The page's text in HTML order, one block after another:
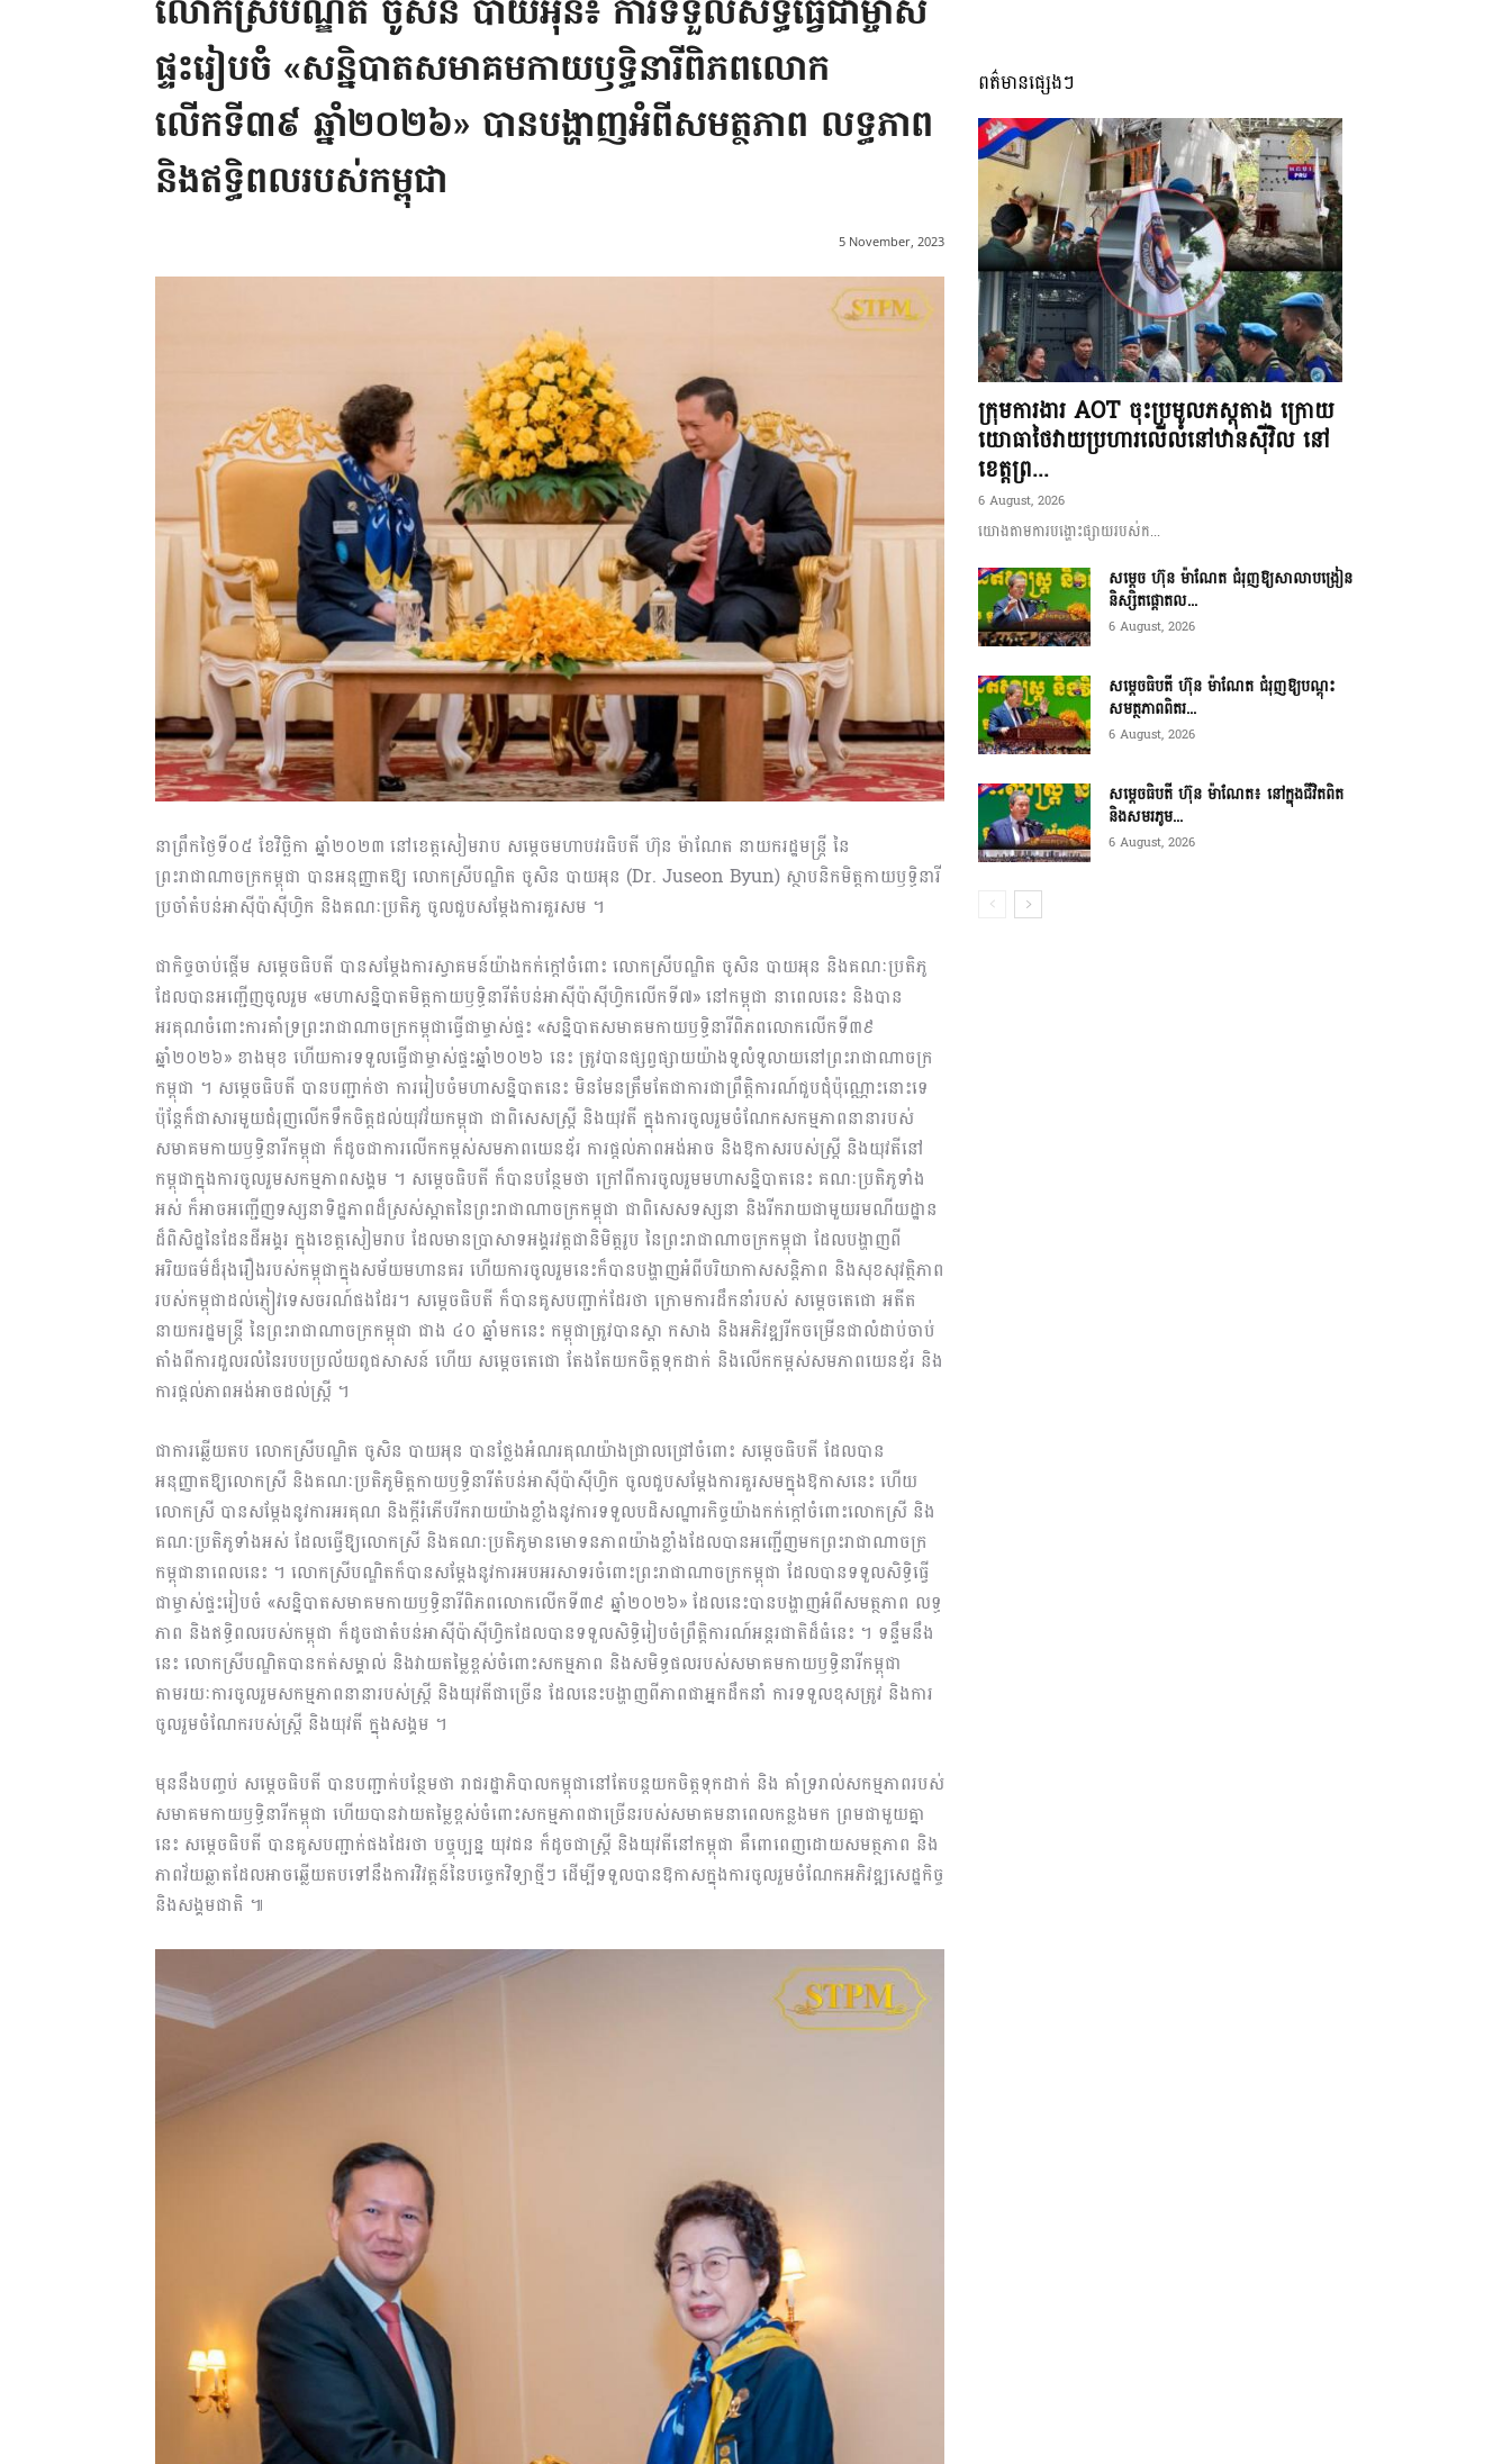
ព័ត៌មាន​
និង
រហ័ស
លោកស្រីបណ្ឌិត ចូសិន បាយអុន៖ ការទទួលសិទ្ធិធ្វើជាម្ចាស់
ផ្ទះរៀបចំ «សន្និបាតសមាគមកាយឫទ្ធិនារីពិភពលោក
លើកទី៣៩ ឆ្នាំ២០២៦» បានបង្ហាញអំពីសមត្ថភាព លទ្ធភាព
និងឥទ្ធិពលរបស់កម្ពុជា
5 November, 2023
នាព្រឹកថ្ងៃទី០៥ ខែវិច្ឆិកា ឆ្នាំ២០២៣ នៅខេត្តសៀមរាប សម្តេចមហាបវរធិបតី ហ៊ុន ម៉ាណែត នាយករដ្ឋមន្រ្តី នៃ
ព្រះរាជាណាចក្រកម្ពុជា បានអនុញ្ញាតឱ្យ លោកស្រីបណ្ឌិត ចូសិន បាយអុន (Dr. Juseon Byun) ស្ថាបនិកមិត្តកាយឫទ្ធិនារី
ប្រចាំតំបន់អាស៊ីប៉ាស៊ីហ្វិក និងគណៈប្រតិភូ ចូលជួបសម្ដែងការគួរសម ។
ជាកិច្ចចាប់ផ្ដើម សម្ដេចធិបតី បានសម្ដែងការស្វាគមន៍យ៉ាងកក់ក្ដៅចំពោះ លោកស្រីបណ្ឌិត ចូសិន បាយអុន និងគណៈប្រតិភូ
ដែលបានអញ្ជើញចូលរួម «មហាសន្និបាតមិត្តកាយឫទ្ធិនារីតំបន់អាស៊ីប៉ាស៊ីហ្វិកលើកទី៧» នៅកម្ពុជា នាពេលនេះ និងបាន
អរគុណចំពោះការគាំទ្រព្រះរាជាណាចក្រកម្ពុជាធ្វើជាម្ចាស់ផ្ទះ «សន្និបាតសមាគមកាយឫទ្ធិនារីពិភពលោកលើកទី៣៩
ឆ្នាំ២០២៦» ខាងមុខ ហើយការទទួលធ្វើជាម្ចាស់ផ្ទះឆ្នាំ២០២៦ នេះ ត្រូវបានផ្សព្វផ្សាយយ៉ាងទូលំទូលាយនៅព្រះរាជាណាចក្រ
កម្ពុជា ។ សម្ដេចធិបតី បានបញ្ជាក់ថា ការរៀបចំមហាសន្និបាតនេះ មិនមែនត្រឹមតែជាការជាព្រឹត្តិការណ៍ជួបជុំប៉ុណ្ណោះនោះទេ
ប៉ុន្តែក៏ជាសារមួយជំរុញលើកទឹកចិត្តដល់យុវវ័យកម្ពុជា ជាពិសេសស្ត្រី និងយុវតី ក្នុងការចូលរួមចំណែកសកម្មភាពនានារបស់
សមាគមកាយឫទ្ធិនារីកម្ពុជា ក៏ដូចជាការលើកកម្ពស់សមភាពយេនឌ័រ ការផ្ដល់ភាពអង់អាច និងឱកាសរបស់ស្ត្រី និងយុវតីនៅ
កម្ពុជាក្នុងការចូលរួមសកម្មភាពសង្គម ។ សម្ដេចធិបតី ក៏បានបន្ថែមថា ក្រៅពីការចូលរួមមហាសន្និបាតនេះ គណៈប្រតិភូទាំង
អស់ ក៏អាចអញ្ជើញទស្សនាទិដ្ឋភាពដ៏ស្រស់ស្អាតនៃព្រះរាជាណាចក្រកម្ពុជា ជាពិសេសទស្សនា និងរីករាយជាមួយរមណីយដ្ឋាន
ដ៏ពិសិដ្ឋនៃដែនដីអង្គរ ក្នុងខេត្តសៀមរាប ដែលមានប្រាសាទអង្គរវត្តជានិមិត្តរូប នៃព្រះរាជាណាចក្រកម្ពុជា ដែលបង្ហាញពី
អរិយធម៌ដ៏រុងរឿងរបស់កម្ពុជាក្នុងសម័យមហានគរ ហើយការចូលរួមនេះក៏បានបង្ហាញអំពីបរិយាកាសសន្ដិភាព និងសុខសុវត្ថិភាព
របស់កម្ពុជាដល់ភ្ញៀវទេសចរណ៍ផងដែរ។ សម្ដេចធិបតី ក៏បានគូសបញ្ជាក់ដែរថា ក្រោមការដឹកនាំរបស់ សម្ដេចតេជោ អតីត
នាយករដ្ឋមន្ត្រី នៃព្រះរាជាណាចក្រកម្ពុជា ជាង ៤០ ឆ្នាំមកនេះ កម្ពុជាត្រូវបានស្ដា កសាង និងអភិវឌ្ឍរីកចម្រើនជាលំដាប់ចាប់
តាំងពីការដួលរលំនៃរបបប្រល័យពូជសាសន៍ ហើយ សម្ដេចតេជោ តែងតែយកចិត្តទុកដាក់ និងលើកកម្ពស់សមភាពយេនឌ័រ និង
ការផ្ដល់ភាពអង់អាចដល់ស្ត្រី ។
ជាការឆ្លើយតប លោកស្រីបណ្ឌិត ចូសិន បាយអុន បានថ្លែងអំណរគុណយ៉ាងជ្រាលជ្រៅចំពោះ សម្ដេចធិបតី ដែលបាន
អនុញ្ញាតឱ្យលោកស្រី និងគណៈប្រតិភូមិត្តកាយឫទ្ធិនារីតំបន់អាស៊ីប៉ាស៊ីហ្វិក ចូលជួបសម្ដែងការគួរសមក្នុងឱកាសនេះ ហើយ
លោកស្រី បានសម្ដែងនូវការអរគុណ និងក្ដីរំភើបរីករាយយ៉ាងខ្លាំងនូវការទទួលបដិសណ្ឋារកិច្ចយ៉ាងកក់ក្ដៅចំពោះលោកស្រី និង
គណៈប្រតិភូទាំងអស់ ដែលធ្វើឱ្យលោកស្រី និងគណៈប្រតិភូមានមោទនភាពយ៉ាងខ្លាំងដែលបានអញ្ជើញមកព្រះរាជាណាចក្រ
កម្ពុជានាពេលនេះ ។ លោកស្រីបណ្ឌិតក៏បានសម្ដែងនូវការអបអរសាទរចំពោះព្រះរាជាណាចក្រកម្ពុជា ដែលបានទទួលសិទ្ធិធ្វើ
ជាម្ចាស់ផ្ទះរៀបចំ «សន្និបាតសមាគមកាយឫទ្ធិនារីពិភពលោកលើកទី៣៩ ឆ្នាំ២០២៦» ដែលនេះបានបង្ហាញអំពីសមត្ថភាព លទ្ធ
ភាព និងឥទ្ធិពលរបស់កម្ពុជា ក៏ដូចជាតំបន់អាស៊ីប៉ាស៊ីហ្វិកដែលបានទទួលសិទ្ធិរៀបចំព្រឹត្តិការណ៍អន្តរជាតិដ៏ធំនេះ ។ ទន្ទឹមនឹង
នេះ លោកស្រីបណ្ឌិតបានកត់សម្គាល់ និងវាយតម្លៃខ្ពស់ចំពោះសកម្មភាព និងសមិទ្ធផលរបស់សមាគមកាយឫទ្ធិនារីកម្ពុជា
តាមរយៈការចូលរួមសកម្មភាពនានារបស់ស្ត្រី និងយុវតីជាច្រើន ដែលនេះបង្ហាញពីភាពជាអ្នកដឹកនាំ ការទទួលខុសត្រូវ និងការ
ចូលរួមចំណែករបស់ស្ត្រី និងយុវតី ក្នុងសង្គម ។
មុននឹងបញ្ចប់ សម្ដេចធិបតី បានបញ្ជាក់បន្ថែមថា រាជរដ្ឋាភិបាលកម្ពុជានៅតែបន្តយកចិត្តទុកដាក់ និង គាំទ្ររាល់សកម្មភាពរបស់
សមាគមកាយឫទ្ធិនារីកម្ពុជា ហើយបានវាយតម្លៃខ្ពស់ចំពោះសកម្មភាពជាច្រើនរបស់សមាគមនាពេលកន្លងមក ព្រមជាមួយគ្នា
នេះ សម្ដេចធិបតី បានគូសបញ្ជាក់ផងដែរថា បច្ចុប្បន្ន យុវជន ក៏ដូចជាស្ត្រី និងយុវតីនៅកម្ពុជា គឺពោពេញដោយសមត្ថភាព និង
ភាពវ័យឆ្លាតដែលអាចឆ្លើយតបទៅនឹងការវិវត្តន៍នៃបច្ចេកវិទ្យាថ្មីៗ ដើម្បីទទួលបានឱកាសក្នុងការចូលរួមចំណែកអភិវឌ្ឍសេដ្ឋកិច្ច
និងសង្គមជាតិ ៕
ពត៌មានផ្សេងៗ
ក្រុមការងារ AOT ចុះប្រមូលភស្តុតាង ក្រោយ
យោធាថៃវាយប្រហារលើលំនៅឋានស៊ីវិល នៅ
ខេត្តព្រ...
6 August, 2026
យោងតាមការបង្ហោះផ្សាយរបស់ក...
សម្តេច ហ៊ុន ម៉ាណែត ជំរុញឱ្យសាលាបង្រៀន
និស្សិតផ្តោតល...
6 August, 2026
សម្តេចធិបតី ហ៊ុន ម៉ាណែត ជំរុញឱ្យបណ្តុះ
សមត្ថភាពពិតរ...
6 August, 2026
សម្តេចធិបតី ហ៊ុន ម៉ាណែត៖ នៅក្នុងជីវិតពិត
និងសមរភូម...
6 August, 2026